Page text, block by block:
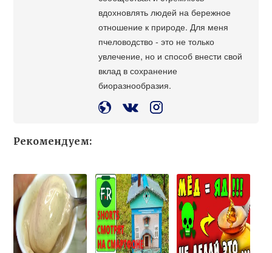
вдохновлять людей на бережное
отношение к природе. Для меня
пчеловодство - это не только
увлечение, но и способ внести свой
вклад в сохранение
биоразнообразия.
Рекомендуем: